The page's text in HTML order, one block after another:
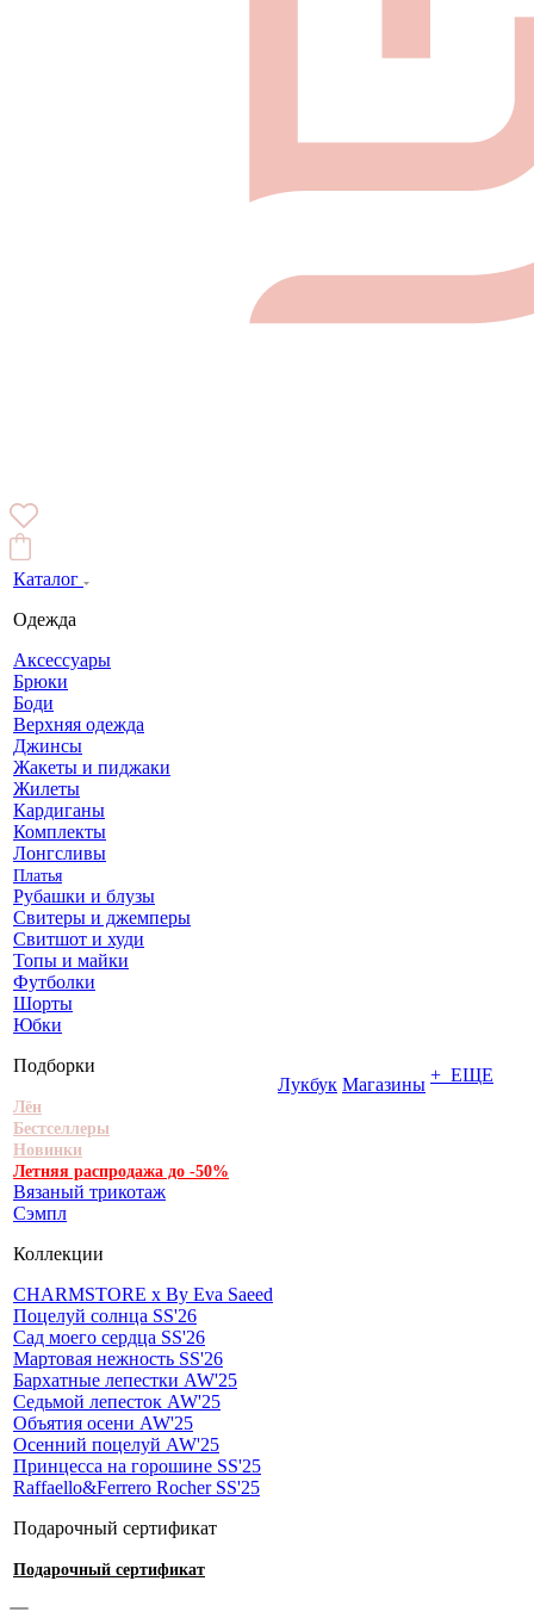
Каталог
Одежда
Аксессуары
Брюки
Боди
Верхняя одежда
Джинсы
Жакеты и пиджаки
Жилеты
Кардиганы
Комплекты
Лонгсливы
Платья
Рубашки и блузы
Свитеры и джемперы
Свитшот и худи
Топы и майки
Футболки
Шорты
Юбки
Подборки
Лён
Бестселлеры
Новинки
Летняя распродажа до -50%
Вязаный трикотаж
Сэмпл
Коллекции
CHARMSTORE х By Eva Saeed
Поцелуй солнца SS'26
Сад моего сердца SS'26
Мартовая нежность SS'26
Бархатные лепестки AW'25
Седьмой лепесток AW'25
Объятия осени AW'25
Осенний поцелуй AW'25
Принцесса на горошине SS'25
Raffaello&Ferrero Rocher SS'25
Подарочный сертификат
Подарочный сертификат
Лукбук Магазины + ЕЩЕ